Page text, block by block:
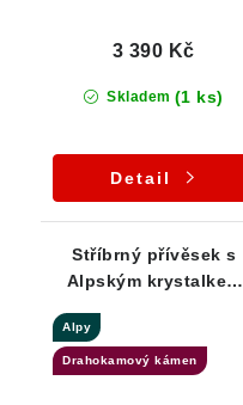
Skladem (1 ks)
3 390 Kč
Detail
Stříbrný přívěsek s
Alpským krystalkem
Alpy
Drahokamový kámen